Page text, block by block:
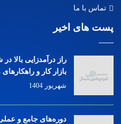
تماس با ما
پست های اخیر
راز درآمدزایی بالا
بازار کار و
شهریور 1404
دوره‌های جامع و